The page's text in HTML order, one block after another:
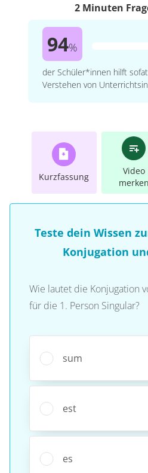
2 Minuten
94%
der Schüler*innen hilft
Verstehen von
Kurzfassung
Video
merken
Teste dein Wissen
Konjugation
Wie lautet die Konjugation
für die 1. Person Singular?
sum
est
es